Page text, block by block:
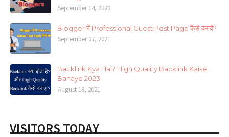
September 14, 2020
Blogger में Professional Guest Post Page कैसे बनायें?
September 07, 2021
Backlink Kya Hai? High Quality Backlink Kaise
Banaye 2023
August 18, 2021
VISITORS TODAY